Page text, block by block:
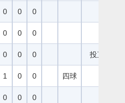
0 0 0
0 0 0
0 0 0 投直
1 0 0 四球
0 0 0